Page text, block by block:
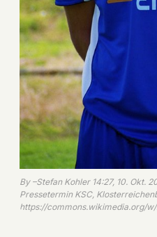
By –Stefan Kohler 14:27, 10. Okt.
Pressetermin KSC,
https://commons.wikimedia.org/